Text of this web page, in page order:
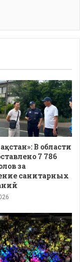
В области
7 786
за
санитарных